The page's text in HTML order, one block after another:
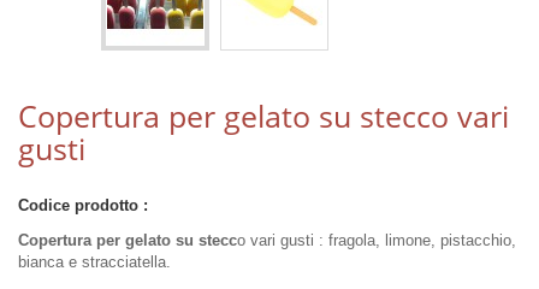
Copertura per gelato su stecco vari
gusti
Codice prodotto :
Copertura per gelato su stecco vari gusti : fragola, limone, pistacchio,
bianca e stracciatella.